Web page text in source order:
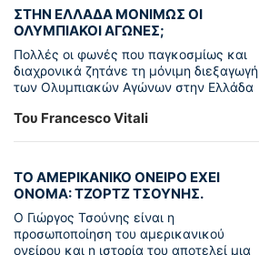
ΣΤΗΝ ΕΛΛΑΔΑ ΜΟΝΙΜΩΣ ΟΙ
ΟΛΥΜΠΙΑΚΟΙ ΑΓΩΝΕΣ;
Πολλές οι φωνές που παγκοσμίως και
διαχρονικά ζητάνε τη μόνιμη διεξαγωγή
των Ολυμπιακών Αγώνων στην Ελλάδα
Του Francesco Vitali
ΤΟ ΑΜΕΡΙΚΑΝΙΚΟ ΟΝΕΙΡΟ ΕΧΕΙ
ΟΝΟΜΑ: ΤΖΟΡΤΖ ΤΣΟΥΝΗΣ.
Ο Γιώργος Τσούνης είναι η
προσωποποίηση του αμερικανικού
ονείρου και η ιστορία του αποτελεί μια